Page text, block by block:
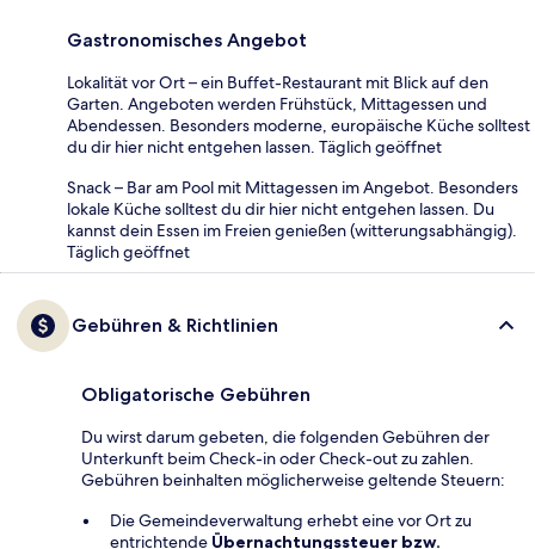
Gastronomisches Angebot
Lokalität vor Ort – ein Buffet-Restaurant mit Blick auf den
Garten. Angeboten werden Frühstück, Mittagessen und
Abendessen. Besonders moderne, europäische Küche solltest
du dir hier nicht entgehen lassen. Täglich geöffnet
Snack – Bar am Pool mit Mittagessen im Angebot. Besonders
lokale Küche solltest du dir hier nicht entgehen lassen. Du
kannst dein Essen im Freien genießen (witterungsabhängig).
Täglich geöffnet
Gebühren & Richtlinien
Obligatorische Gebühren
Du wirst darum gebeten, die folgenden Gebühren der
Unterkunft beim Check-in oder Check-out zu zahlen.
Gebühren beinhalten möglicherweise geltende Steuern:
Die Gemeindeverwaltung erhebt eine vor Ort zu
entrichtende Übernachtungssteuer bzw.